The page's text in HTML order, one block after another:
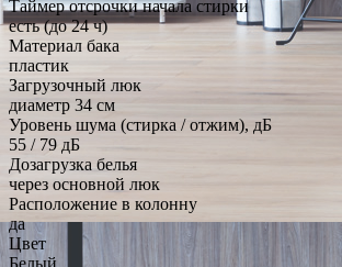
Таймер отсрочки начала стирки
есть (до 24 ч)
Материал бака
пластик
Загрузочный люк
диаметр 34 см
Уровень шума (стирка / отжим), дБ
55 / 79 дБ
Дозагрузка белья
через основной люк
Расположение в колонну
да
Цвет
Белый